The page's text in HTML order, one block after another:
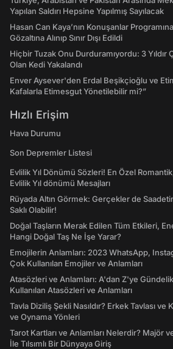
Yapılan Saldırı Hepsine Yapılmış Sayılacak
Hasan Can Kaya’nın Konuşanlar
Gözaltına Alınıp Sınır Dışı Edildi
Hiçbir Tuzak Onu Durduramıyordu: 3 Yıldır
Olan Kedi Yakalandı
Enver Aysever'den Erdal Beşikçioğlu ve
Kafalarla Etimesgut Yönetilebilir mi?”
Hızlı Erişim
Hava Durumu
Son Depremler Listesi
Evlilik Yıl Dönümü Sözleri! En Özel
Evlilik Yıl dönümü Mesajları
Rüyada Altın Görmek: Gerçekler de
Saklı Olabilir!
Doğal Taşların Merak Edilen Tüm Etkileri,
Hangi Doğal Taş Ne İşe Yarar?
Emojilerin Anlamları: 2023 WhatsApp,
Çok Kullanılan Emojiler ve Anlamları
Atasözleri ve Anlamları: A'dan Z'ye Gündelik
Kullanılan Atasözleri ve Anlamları
Tavla Diziliş Şekli Nasıldır? Erkek Tavlası ve
ve Oynama Yönleri
Tarot Kartları ve Anlamları Nelerdir? Majör
İle Tılsımlı Bir Dünyaya Giriş